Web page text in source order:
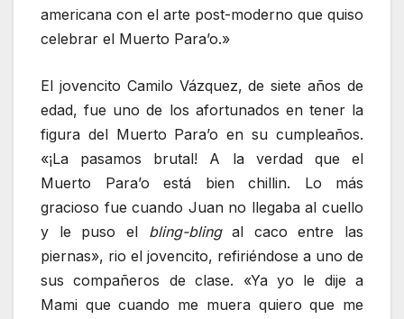
americana con el arte post-moderno que quiso
celebrar el Muerto Para’o.»
El jovencito Camilo Vázquez, de siete años de
edad, fue uno de los afortunados en tener la
figura del Muerto Para’o en su cumpleaños.
«¡La pasamos brutal! A la verdad que el
Muerto Para’o está bien chillin. Lo más
gracioso fue cuando Juan no llegaba al cuello
y le puso el bling-blingal caco entre las
piernas», rio el jovencito, refiriéndose a uno de
sus compañeros de clase. «Ya yo le dije a
Mami que cuando me muera quiero que me